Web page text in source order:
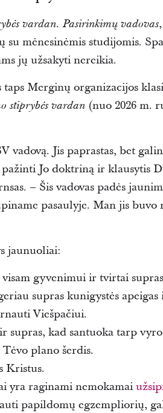
vardan. Pasirinkimų vadovas
su mėnesinėmis studijomis.
jų užsakyti nereikia.
taps Merginų organizacijos
stiprybės vardan(nuo 2026 m.
vadovą. Jis paprastas, bet
Jo doktriną ir klausytis
– Šis vadovas padės
pasaulyje. Man jis buvo
jaunuoliai:
gyvenimui ir tvirtai
supras kunigystės apeigas
Viešpačiui.
supras, kad santuoka tarp
plano šerdis.
Kristus.
yra raginami nemokamai
papildomų egzempliorių,